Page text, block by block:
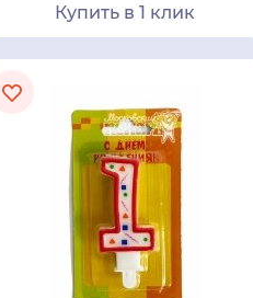
Купить в 1 клик